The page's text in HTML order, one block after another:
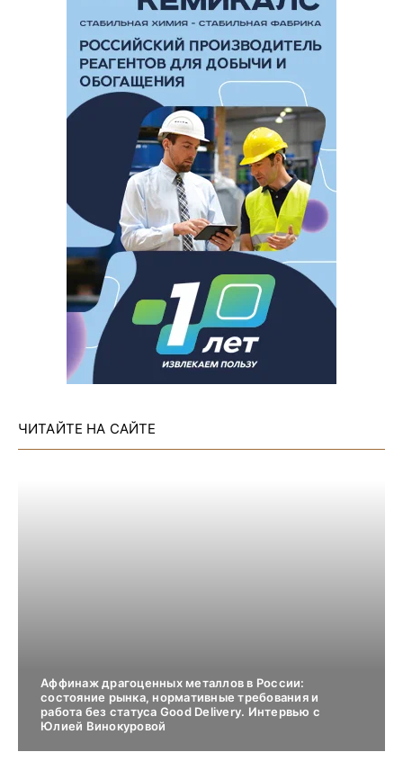
ЧИТАЙТЕ НА САЙТЕ
Аффинаж драгоценных металлов в России:
состояние рынка, нормативные требования и
работа без статуса Good Delivery. Интервью с
Юлией Винокуровой